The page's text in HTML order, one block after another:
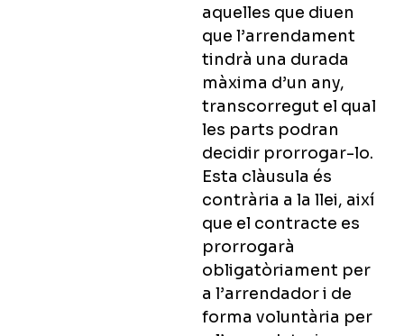
aquelles que diuen
que l’arrendament
tindrà una durada
màxima d’un any,
transcorregut el qual
les parts podran
decidir prorrogar-lo.
Esta clàusula és
contrària a la llei, així
que el contracte es
prorrogarà
obligatòriament per
a l’arrendador i de
forma voluntària per